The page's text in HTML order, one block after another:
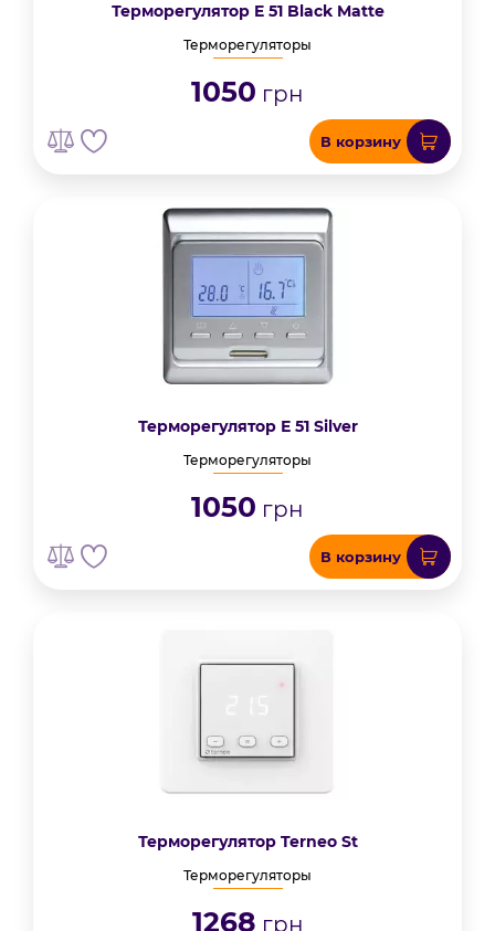
Терморегулятор E 51 Black Matte
Терморегуляторы
1050 грн
В корзину
Терморегулятор Е 51 Silver
Терморегуляторы
1050 грн
В корзину
Терморегулятор Terneo St
Терморегуляторы
1268 грн